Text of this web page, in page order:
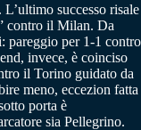
successo risale
contro il Milan. Da
pareggio per 1-1 contro
invece, è coinciso
il Torino guidato da
meno, eccezion fatta
porta è
sia Pellegrino.